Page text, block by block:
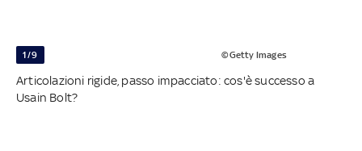
1/9 ©Getty Images
Articolazioni rigide, passo impacciato: cos'è successo a
Usain Bolt?